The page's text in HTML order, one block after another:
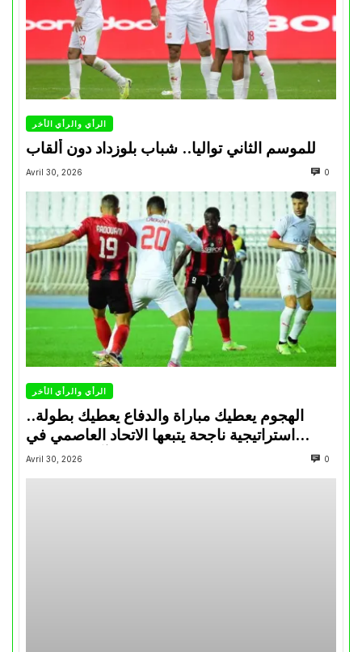
الرأي والرأي الأخر
للموسم الثاني تواليا.. شباب بلوزداد دون ألقاب
Avril 30, 2026 0
الرأي والرأي الأخر
الهجوم يعطيك مباراة والدفاع يعطيك بطولة..
استراتيجية ناجحة يتبعها الاتحاد العاصمي في
تتويجاته آخر السنوات
Avril 30, 2026 0